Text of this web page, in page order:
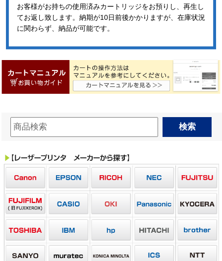
お客様がお持ちの使用済みカートリッジをお預りし、再生し
てお返し致します。納期が10日前後かかりますが、在庫状況
に関わらず、納品が可能です。